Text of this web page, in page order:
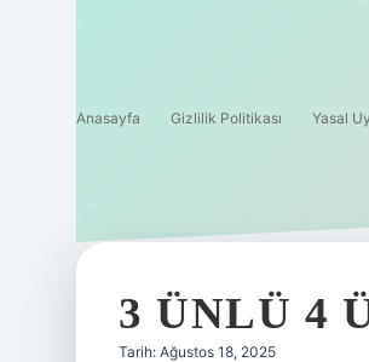
Anasayfa Gizlilik Politikası Yasal
3 ÜNLÜ 4
Tarih: Ağustos 18, 2025